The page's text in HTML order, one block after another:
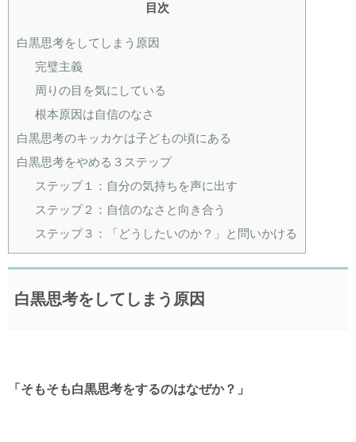
目次
白黒思考をしてしまう原因
完璧主義
周りの目を気にしている
根本原因は自信のなさ
白黒思考のキッカケは子どもの頃にある
白黒思考をやめる３ステップ
ステップ１：自分の気持ちを声に出す
ステップ２：自信のなさと向き合う
ステップ３：「どうしたいのか？」と問いかける
白黒思考をしてしまう原因
「そもそも白黒思考をするのはなぜか？」